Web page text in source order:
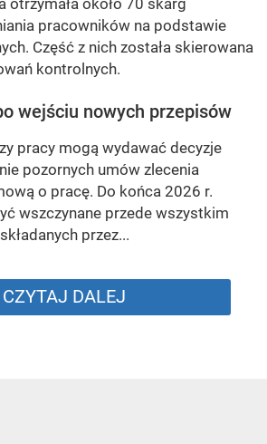
otrzymała około 70 skarg
pracowników na podstawie
Część z nich została skierowana
kontrolnych.
wejściu nowych przepisów
pracy mogą wydawać decyzje
pozornych umów zlecenia
o pracę. Do końca 2026 r.
wszczynane przede wszystkim
przez...
CZYTAJ DALEJ